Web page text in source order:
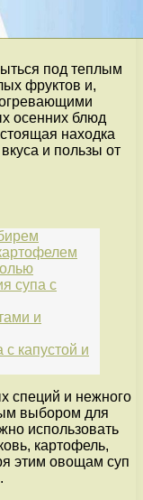
под теплым
фруктов и,
осенних блюд
находка
и пользы от
супа с
и
капустой и
специй и нежного
выбором для
использовать
картофель,
этим овощам суп